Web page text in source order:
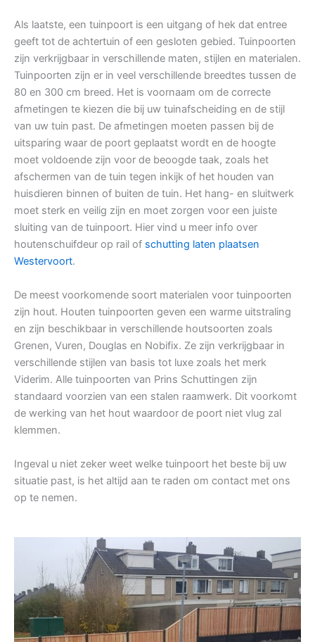
Als laatste, een tuinpoort is een uitgang of hek dat entree
geeft tot de achtertuin of een gesloten gebied. Tuinpoorten
zijn verkrijgbaar in verschillende maten, stijlen en materialen.
Tuinpoorten zijn er in veel verschillende breedtes tussen de
80 en 300 cm breed. Het is voornaam om de correcte
afmetingen te kiezen die bij uw tuinafscheiding en de stijl
van uw tuin past. De afmetingen moeten passen bij de
uitsparing waar de poort geplaatst wordt en de hoogte
moet voldoende zijn voor de beoogde taak, zoals het
afschermen van de tuin tegen inkijk of het houden van
huisdieren binnen of buiten de tuin. Het hang- en sluitwerk
moet sterk en veilig zijn en moet zorgen voor een juiste
sluiting van de tuinpoort. Hier vind u meer info over
houtenschuifdeur op rail of schutting laten plaatsen
Westervoort.
De meest voorkomende soort materialen voor tuinpoorten
zijn hout. Houten tuinpoorten geven een warme uitstraling
en zijn beschikbaar in verschillende houtsoorten zoals
Grenen, Vuren, Douglas en Nobifix. Ze zijn verkrijgbaar in
verschillende stijlen van basis tot luxe zoals het merk
Viderim. Alle tuinpoorten van Prins Schuttingen zijn
standaard voorzien van een stalen raamwerk. Dit voorkomt
de werking van het hout waardoor de poort niet vlug zal
klemmen.
Ingeval u niet zeker weet welke tuinpoort het beste bij uw
situatie past, is het altijd aan te raden om contact met ons
op te nemen.